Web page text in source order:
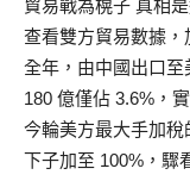
貿易戰為榥子 真相
查看雙方貿易數據
全年，由中國出口至
180 億僅佔 3.6%，
今輪美方最大手加
下子加至 100%，驟